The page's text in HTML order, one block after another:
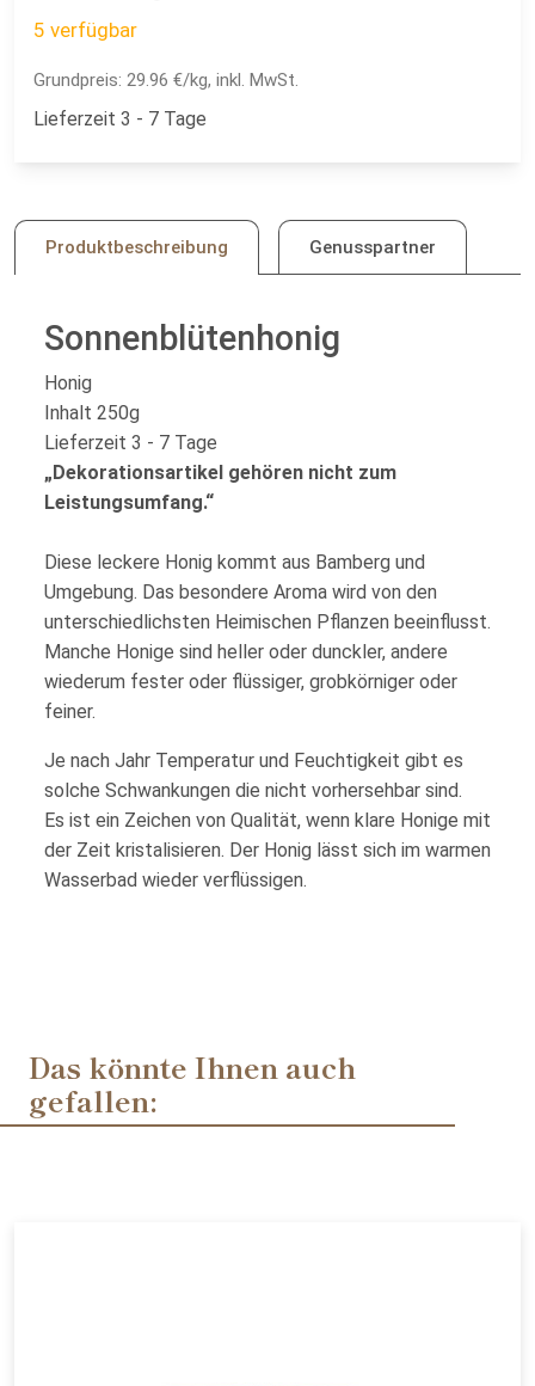
5 verfügbar
Grundpreis: 29.96 €/kg, inkl. MwSt.
Lieferzeit 3 - 7 Tage
Produktbeschreibung Genusspartner
Sonnenblütenhonig
Honig
Inhalt 250g
Lieferzeit 3 - 7 Tage
„Dekorationsartikel gehören nicht zum
Leistungsumfang.“
Diese leckere Honig kommt aus Bamberg und
Umgebung. Das besondere Aroma wird von den
unterschiedlichsten Heimischen Pflanzen beeinflusst.
Manche Honige sind heller oder dunckler, andere
wiederum fester oder flüssiger, grobkörniger oder
feiner.
Je nach Jahr Temperatur und Feuchtigkeit gibt es
solche Schwankungen die nicht vorhersehbar sind.
Es ist ein Zeichen von Qualität, wenn klare Honige mit
der Zeit kristalisieren. Der Honig lässt sich im warmen
Wasserbad wieder verflüssigen.
Das könnte Ihnen auch
gefallen: